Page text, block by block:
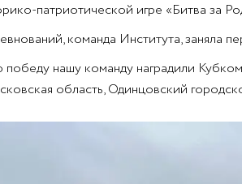
патриотической игре «Битва за
команда Института, заняла
нашу команду наградили
область, Одинцовский